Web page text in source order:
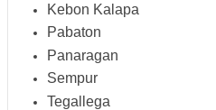
Kebon Kalapa
Pabaton
Panaragan
Sempur
Tegallega